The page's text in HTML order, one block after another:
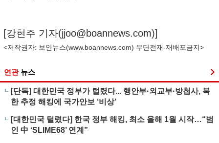
[강현주 기자(jjoo@boannews.com)]
<저작권자: 보안뉴스(www.boannews.com) 무단전재-재배포금지>
연관 뉴스
[단독] 대한민국 정부가 털렸다... 행안부·외교부·방첩사, 북
한 추정 해킹에 국가안보 ‘비상’
[대한민국 털렸다] 한국 정부 해킹, 최소 올해 1월 시작…“범
인 中 ‘SLIME68’ 연계”